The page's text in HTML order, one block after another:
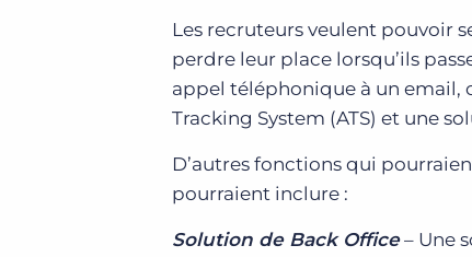
Les recruteurs veulent pouvoir
perdre leur place lorsqu’ils
appel téléphonique à un email,
Tracking System (ATS) et une
D’autres fonctions qui
pourraient inclure :
Solution de Back Office– Une